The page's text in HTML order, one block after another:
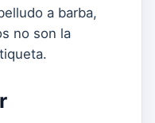
a barba,
no son la